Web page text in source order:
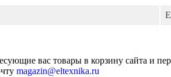
вас товары в корзину сайта и
magazin@eltexnika.ru